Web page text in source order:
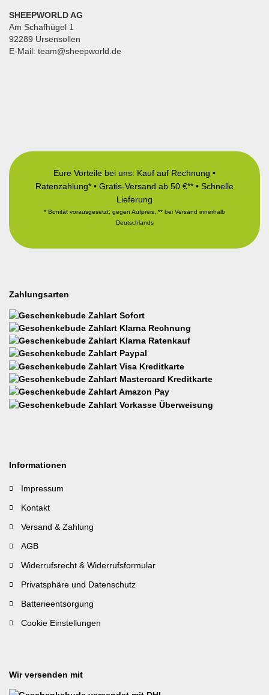
SHEEPWORLD AG
Am Schafhügel 1
92289 Ursensollen
E-Mail: team@sheepworld.de
Eure Vorteile bei uns: Kauf auf Rechnung •
Ratenzahlung* • Gratis-Versand ab 50 €** • Schnelle
Lieferung
* Bonität vorausgesetzt, gegen Aufpreis, ** bei Versand innerhalb
Deutschlands
Zahlungsarten
Informationen
Impressum
Kontakt
Versand & Zahlung
AGB
Widerrufsrecht & Widerrufsformular
Privatsphäre und Datenschutz
Batterieentsorgung
Cookie Einstellungen
Wir versenden mit